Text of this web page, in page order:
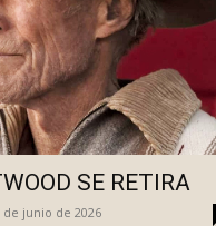
SE RETIRA
junio de 2026